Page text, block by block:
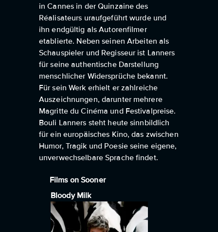
in Cannes in der Quinzaine des
Réalisateurs uraufgeführt wurde und
ihn endgültig als Autorenfilmer
etablierte. Neben seinen Arbeiten als
Schauspieler und Regisseur ist Lanners
für seine authentische Darstellung
menschlicher Widersprüche bekannt.
Für sein Werk erhielt er zahlreiche
Auszeichnungen, darunter mehrere
Magritte du Cinéma und Festivalpreise.
Bouli Lanners steht heute sinnbildlich
für ein europäisches Kino, das zwischen
Humor, Tragik und Poesie seine eigene,
unverwechselbare Sprache findet.
Films on Sooner
Bloody Milk